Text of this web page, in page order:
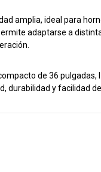
amplia, ideal para
adaptarse a
de 36 pulgadas,
durabilidad y facilidad